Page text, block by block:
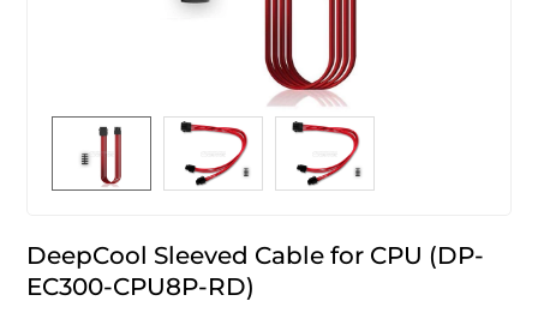
DeepCool Sleeved Cable for CPU (DP-
EC300-CPU8P-RD)